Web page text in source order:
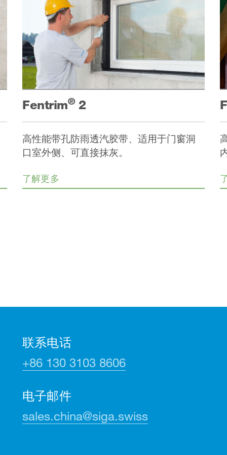
Fentrim® 2
高性能带孔防雨透汽胶带、适用于门窗洞
口室外侧、可直接抹灰。
了解更多
联系电话
+86 130 3103 8606
电子邮件
sales.china@siga.swiss